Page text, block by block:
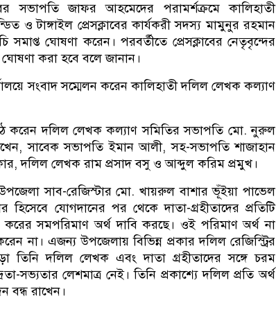
সভাপতি জাফর আহমেদের পরামর্শক্রমে কালিহাতী
ও টাঙ্গাইল প্রেসক্লাবের কার্যকরী সদস্য মামুনুর রহমান
সমাপ্ত ঘোষণা করেন। পরবর্তীতে প্রেসক্লাবের নেতৃবৃন্দের
করা হবে বলে জানান।
সংবাদ সম্মেলন করেন কালিহাতী দলিল লেখক কল্যাণ
করেন দলিল লেখক কল্যাণ সমিতির সভাপতি মো. নুরুল
সাবেক সভাপতি ইমান আলী, সহ-সভাপতি শাজাহান
দলিল লেখক রাম প্রসাদ বসু ও আব্দুল করিম প্রমুখ।
সাব-রেজিস্টার মো. খায়রুল বাশার ভূঁইয়া পাভেল
হিসেবে যোগদানের পর থেকে দাতা-গ্রহীতাদের প্রতিটি
করের সমপরিমাণ অর্থ দাবি করছে। ওই পরিমাণ অর্থ না
না। এজন্য উপজেলায় বিভিন্ন প্রকার দলিল রেজিস্ট্রির
তিনি দলিল লেখক এবং দাতা গ্রহীতাদের সঙ্গে চরম
সভ্যতার লেশমাত্র নেই। তিনি প্রকাশ্যে দলিল প্রতি অর্থ
বন্ধ রাখেন।